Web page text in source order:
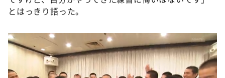
とはっきり語った。